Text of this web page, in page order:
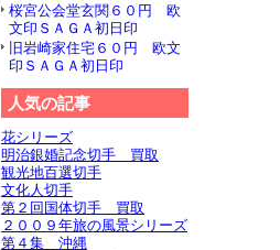
桜宮公会堂玄関６０円 欧
文印ＳＡＧＡ初日印
旧岩崎家住宅６０円 欧文
印ＳＡＧＡ初日印
人気の記事
花シリーズ
明治銀婚記念切手 買取
観光地百選切手
文化人切手
第２回国体切手 買取
２００９年旅の風景シリーズ
第４集 沖縄